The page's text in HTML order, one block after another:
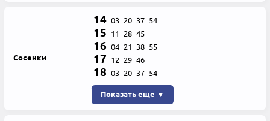
Сосенки
14 03 20 37 54
15 11 28 45
16 04 21 38 55
17 12 29 46
18 03 20 37 54
Показать еще ▼